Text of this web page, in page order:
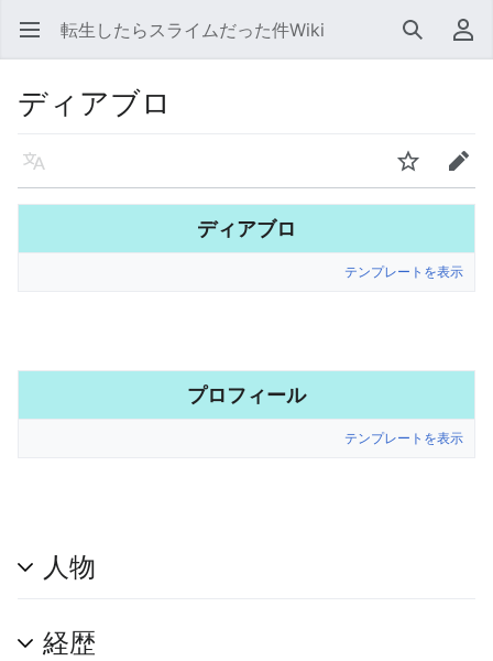
メインメニューを開く 転生したらスライムだった件Wiki 検索 利用者メニュー
ディアブロ
言語
ディアブロ
テンプレートを表示
プロフィール
テンプレートを表示
人物
経歴